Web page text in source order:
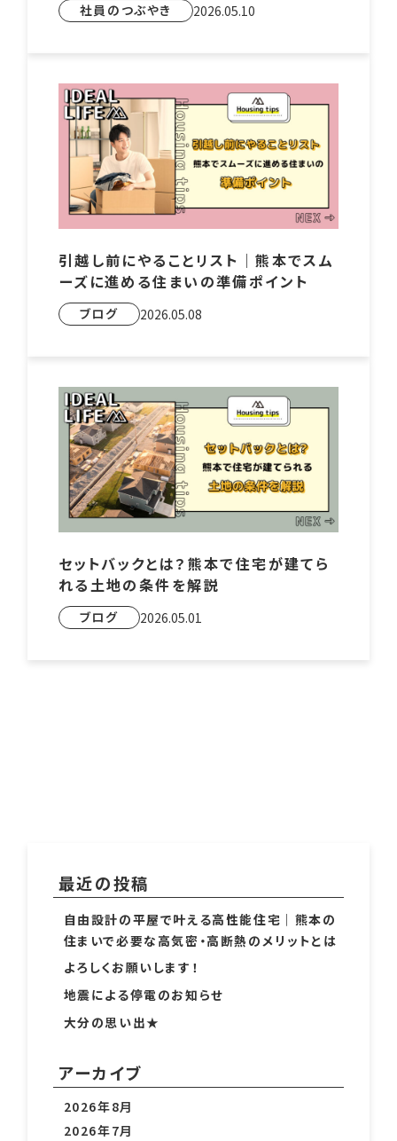
社員のつぶやき 2026.05.10
引越し前にやることリスト｜熊本でスム
ーズに進める住まいの準備ポイント
ブログ 2026.05.08
セットバックとは？熊本で住宅が建てら
れる土地の条件を解説
ブログ 2026.05.01
最近の投稿
自由設計の平屋で叶える高性能住宅｜熊本の
住まいで必要な高気密・高断熱のメリットとは
よろしくお願いします！
地震による停電のお知らせ
大分の思い出★
アーカイブ
2026年8月
2026年7月